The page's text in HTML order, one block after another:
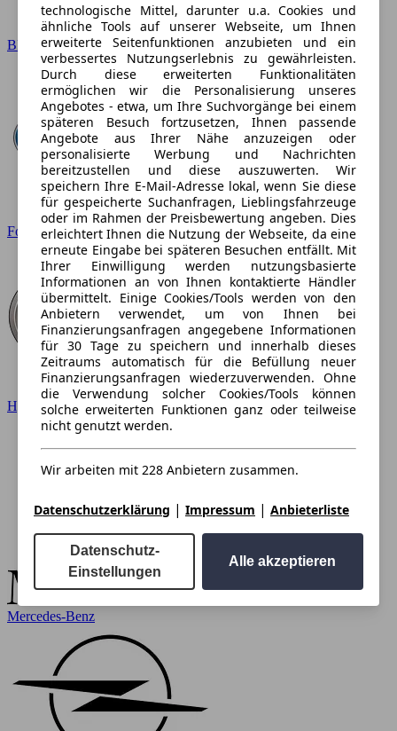
BMW
Ford
Hyundai
Mercedes-Benz
technologische Mittel, darunter u.a. Cookies und
ähnliche Tools auf unserer Webseite, um Ihnen
erweiterte Seitenfunktionen anzubieten und ein
verbessertes Nutzungserlebnis zu gewährleisten.
Durch diese erweiterten Funktionalitäten
ermöglichen wir die Personalisierung unseres
Angebotes - etwa, um Ihre Suchvorgänge bei einem
späteren Besuch fortzusetzen, Ihnen passende
Angebote aus Ihrer Nähe anzuzeigen oder
personalisierte Werbung und Nachrichten
bereitzustellen und diese auszuwerten. Wir
speichern Ihre E-Mail-Adresse lokal, wenn Sie diese
für gespeicherte Suchanfragen, Lieblingsfahrzeuge
oder im Rahmen der Preisbewertung angeben. Dies
erleichtert Ihnen die Nutzung der Webseite, da eine
erneute Eingabe bei späteren Besuchen entfällt. Mit
Ihrer Einwilligung werden nutzungsbasierte
Informationen an von Ihnen kontaktierte Händler
übermittelt. Einige Cookies/Tools werden von den
Anbietern verwendet, um von Ihnen bei
Finanzierungsanfragen angegebene Informationen
für 30 Tage zu speichern und innerhalb dieses
Zeitraums automatisch für die Befüllung neuer
Finanzierungsanfragen wiederzuverwenden. Ohne
die Verwendung solcher Cookies/Tools können
solche erweiterten Funktionen ganz oder teilweise
nicht genutzt werden.
Wir arbeiten mit 228 Anbietern zusammen.
Datenschutzerklärung | Impressum | Anbieterliste
Datenschutz-
Einstellungen
Alle akzeptieren